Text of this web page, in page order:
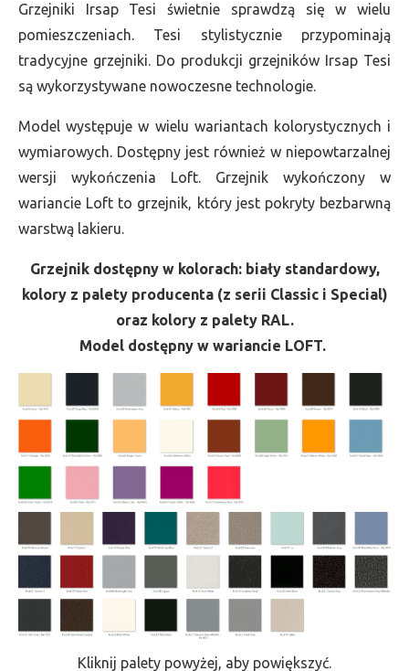
Grzejniki Irsap Tesi świetnie sprawdzą się w wielu
pomieszczeniach. Tesi stylistycznie przypominają
tradycyjne grzejniki. Do produkcji grzejników Irsap Tesi
są wykorzystywane nowoczesne technologie.
Model występuje w wielu wariantach kolorystycznych i
wymiarowych. Dostępny jest również w niepowtarzalnej
wersji wykończenia Loft. Grzejnik wykończony w
wariancie Loft to grzejnik, który jest pokryty bezbarwną
warstwą lakieru.
Grzejnik dostępny w kolorach: biały standardowy,
kolory z palety producenta (z serii Classic i Special)
oraz kolory z palety RAL.
Model dostępny w wariancie LOFT.
Kliknij palety powyżej, aby powiększyć.